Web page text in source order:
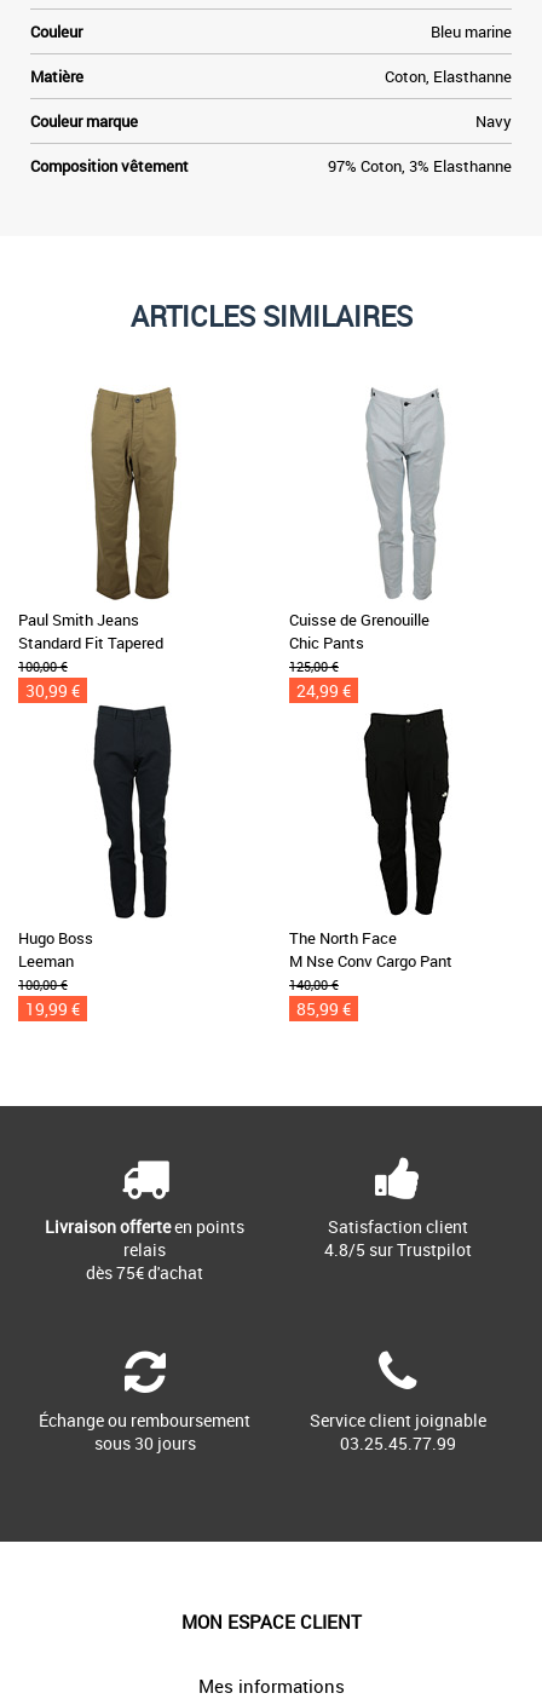
Couleur Bleu marine
Matière Coton, Elasthanne
Couleur marque Navy
Composition vêtement 97% Coton, 3% Elasthanne
ARTICLES SIMILAIRES
Paul Smith Jeans
Standard Fit Tapered
100,00 €
30,99 €
Cuisse de Grenouille
Chic Pants
125,00 €
24,99 €
Hugo Boss
Leeman
100,00 €
19,99 €
The North Face
M Nse Conv Cargo Pant
140,00 €
85,99 €
Livraison offerteen points
relais
dès 75€ d'achat
Satisfaction client
4.8/5 sur Trustpilot
Échange ou remboursement
sous 30 jours
Service client joignable
03.25.45.77.99
MON ESPACE CLIENT
Mes informations